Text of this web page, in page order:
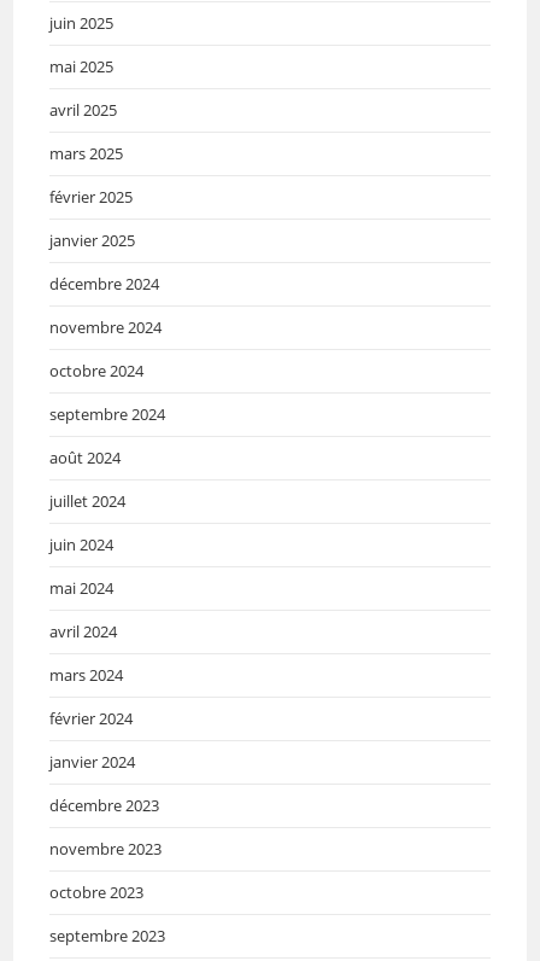
juin 2025
mai 2025
avril 2025
mars 2025
février 2025
janvier 2025
décembre 2024
novembre 2024
octobre 2024
septembre 2024
août 2024
juillet 2024
juin 2024
mai 2024
avril 2024
mars 2024
février 2024
janvier 2024
décembre 2023
novembre 2023
octobre 2023
septembre 2023